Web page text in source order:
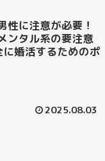
性に注意が必要！
ンタル系の要注意
婚活するためのポ
2025.08.03